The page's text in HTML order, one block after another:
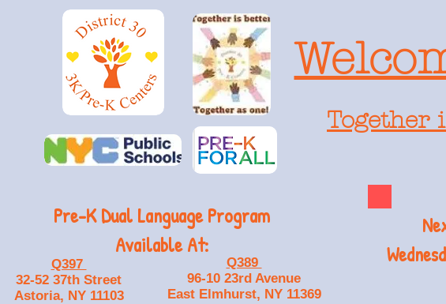
Together
Pre-K Dual Language Program
Available At:
Q397
32-52 37th Street
Astoria, NY 11103
Q389
96-10 23rd Avenue
East Elmhurst, NY 11369